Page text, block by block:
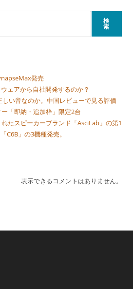
検
索
発売
ェアから自社開発するのか？
しい音なのか。中国レビューで見る評価
「即納・追加枠」限定2台
たスピーカーブランド「AsciLab」の第1
C6B」の3機種発売。
表示できるコメントはありません。